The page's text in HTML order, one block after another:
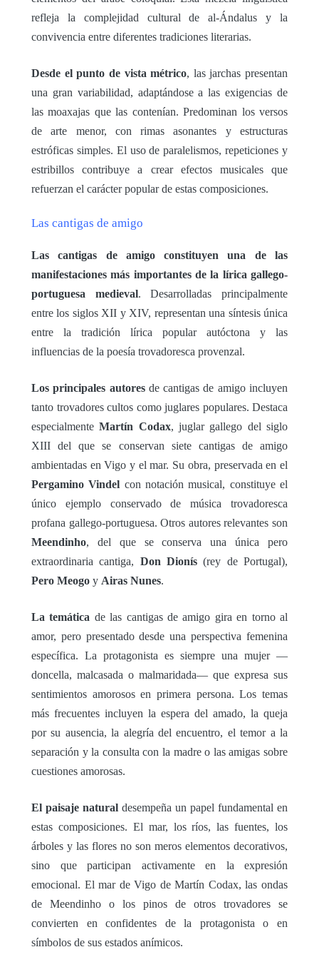
refleja la complejidad cultural de al-Ándalus y la
convivencia entre diferentes tradiciones literarias.
Desde el punto de vista métrico, las jarchas presentan
una gran variabilidad, adaptándose a las exigencias de
las moaxajas que las contenían. Predominan los versos
de arte menor, con rimas asonantes y estructuras
estróficas simples. El uso de paralelismos, repeticiones y
estribillos contribuye a crear efectos musicales que
refuerzan el carácter popular de estas composiciones.
Las cantigas de amigo
Las cantigas de amigo constituyen una de las
manifestaciones más importantes de la lírica gallego-
portuguesa medieval. Desarrolladas principalmente
entre los siglos XII y XIV, representan una síntesis única
entre la tradición lírica popular autóctona y las
influencias de la poesía trovadoresca provenzal.
Los principales autoresde cantigas de amigo incluyen
tanto trovadores cultos como juglares populares. Destaca
especialmenteMartín Codax, juglar gallego del siglo
XIII del que se conservan siete cantigas de amigo
ambientadas en Vigo y el mar. Su obra, preservada en el
Pergamino Vindel con notación musical, constituye el
único ejemplo conservado de música trovadoresca
profana gallego-portuguesa. Otros autores relevantes son
Meendinho, del que se conserva una única pero
extraordinaria cantiga, Don Dionís (rey de Portugal),
Pero Meogo y Airas Nunes.
La temática de las cantigas de amigo gira en torno al
amor, pero presentado desde una perspectiva femenina
específica. La protagonista es siempre una mujer —
doncella, malcasada o malmaridada— que expresa sus
sentimientos amorosos en primera persona. Los temas
más frecuentes incluyen la espera del amado, la queja
por su ausencia, la alegría del encuentro, el temor a la
separación y la consulta con la madre o las amigas sobre
cuestiones amorosas.
El paisaje natural desempeña un papel fundamental en
estas composiciones. El mar, los ríos, las fuentes, los
árboles y las flores no son meros elementos decorativos,
sino que participan activamente en la expresión
emocional. El mar de Vigo de Martín Codax, las ondas
de Meendinho o los pinos de otros trovadores se
convierten en confidentes de la protagonista o en
símbolos de sus estados anímicos.